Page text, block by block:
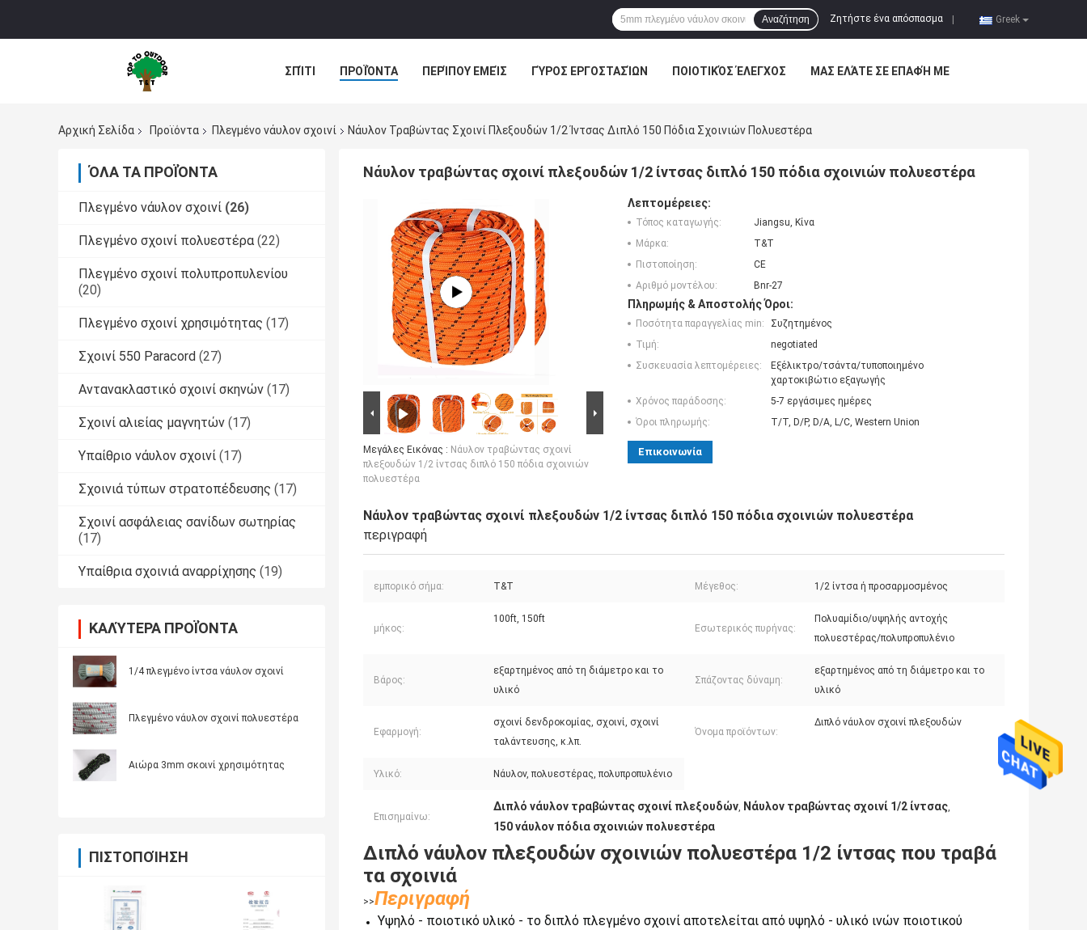
Greek
Ζητήστε ένα απόσπασμα
Αναζήτηση
ΣΠΊΤΙ ΠΡΟΪΌΝΤΑ ΠΕΡΊΠΟΥ ΕΜΕΊΣ ΓΎΡΟΣ ΕΡΓΟΣΤΑΣΊΩΝ ΠΟΙΟΤΙΚΌΣ ΈΛΕΓΧΟΣ ΜΑΣ ΕΛΆΤΕ ΣΕ ΕΠΑΦΉ ΜΕ
Αρχική Σελίδα Προϊόντα Πλεγμένο νάυλον σχοινί Νάυλον Τραβώντας Σχοινί Πλεξουδών 1/2 Ίντσας Διπλό 150 Πόδια Σχοινιών Πολυεστέρα
ΌΛΑ ΤΑ ΠΡΟΪΌΝΤΑ
Πλεγμένο νάυλον σχοινί (26)
Πλεγμένο σχοινί πολυεστέρα (22)
Πλεγμένο σχοινί πολυπροπυλενίου
(20)
Πλεγμένο σχοινί χρησιμότητας (17)
Σχοινί 550 Paracord (27)
Αντανακλαστικό σχοινί σκηνών (17)
Σχοινί αλιείας μαγνητών (17)
Υπαίθριο νάυλον σχοινί (17)
Σχοινιά τύπων στρατοπέδευσης (17)
Σχοινί ασφάλειας σανίδων σωτηρίας
(17)
Υπαίθρια σχοινιά αναρρίχησης (19)
ΚΑΛΎΤΕΡΑ ΠΡΟΪΌΝΤΑ
1/4 πλεγμένο ίντσα νάυλον σχοινί
Πλεγμένο νάυλον σχοινί πολυεστέρα
Αιώρα 3mm σκοινί χρησιμότητας
ΠΙΣΤΟΠΟΊΗΣΗ
Νάυλον τραβώντας σχοινί πλεξουδών 1/2 ίντσας διπλό 150 πόδια σχοινιών πολυεστέρα
Μεγάλες Εικόνας : Νάυλον τραβώντας σχοινί
πλεξουδών 1/2 ίντσας διπλό 150 πόδια σχοινιών
πολυεστέρα
Λεπτομέρειες:
Τόπος καταγωγής:
Jiangsu, Κίνα
Μάρκα:
T&T
Πιστοποίηση:
CE
Αριθμό μοντέλου:
Bnr-27
Πληρωμής & Αποστολής Όροι:
Ποσότητα παραγγελίας min:
Συζητημένος
Τιμή:
negotiated
Συσκευασία λεπτομέρειες:
Εξέλικτρο/τσάντα/τυποποιημένο
χαρτοκιβώτιο εξαγωγής
Χρόνος παράδοσης:
5-7 εργάσιμες ημέρες
Όροι πληρωμής:
T/T, D/P, D/A, L/C, Western Union
Επικοινωνία
Νάυλον τραβώντας σχοινί πλεξουδών 1/2 ίντσας διπλό 150 πόδια σχοινιών πολυεστέρα
περιγραφή
εμπορικό σήμα: T&T Μέγεθος: 1/2 ίντσα ή προσαρμοσμένος
μήκος:
100ft, 150ft
Εσωτερικός πυρήνας:
Πολυαμίδιο/υψηλής αντοχής
πολυεστέρας/πολυπροπυλένιο
Βάρος:
εξαρτημένος από τη διάμετρο και το
υλικό
Σπάζοντας δύναμη:
εξαρτημένος από τη διάμετρο και το
υλικό
Εφαρμογή:
σχοινί δενδροκομίας, σχοινί, σχοινί
ταλάντευσης, κ.λπ.
Όνομα προϊόντων:
Διπλό νάυλον σχοινί πλεξουδών
Υλικό: Νάυλον, πολυεστέρας, πολυπροπυλένιο
Επισημαίνω:
Διπλό νάυλον τραβώντας σχοινί πλεξουδών, Νάυλον τραβώντας σχοινί 1/2 ίντσας,
150 νάυλον πόδια σχοινιών πολυεστέρα
Διπλό νάυλον πλεξουδών σχοινιών πολυεστέρα 1/2 ίντσας που τραβά
τα σχοινιά
>>Περιγραφή
Υψηλό - ποιοτικό υλικό - το διπλό πλεγμένο σχοινί αποτελείται από υψηλό - υλικό ινών ποιοτικού